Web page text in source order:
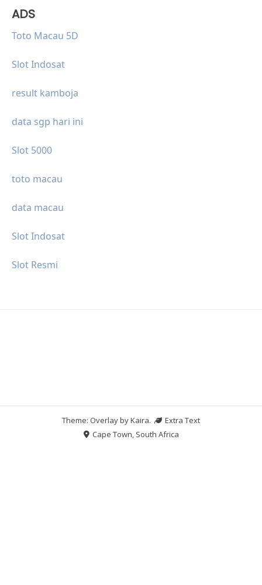
ADS
Toto Macau 5D
Slot Indosat
result kamboja
data sgp hari ini
Slot 5000
toto macau
data macau
Slot Indosat
Slot Resmi
Theme: Overlay byKaira.
Extra Text
Cape Town, South Africa